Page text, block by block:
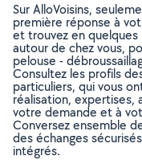
Sur AlloVoisins,
première réponse à
et trouvez en
autour de chez vous,
pelouse -
Consultez les profils
particuliers, qui vous
réalisation, expertises,
votre demande et à
Conversez ensemble
des échanges
intégrés.